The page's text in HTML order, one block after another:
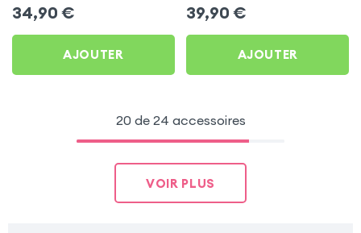
- Moxie pour Oppo Find X
34,90 €
AJOUTER
Autonomie 5H Urbanista
Sydney pour Oppo Find X
39,90 €
AJOUTER
20 de 24 accessoires
VOIR PLUS